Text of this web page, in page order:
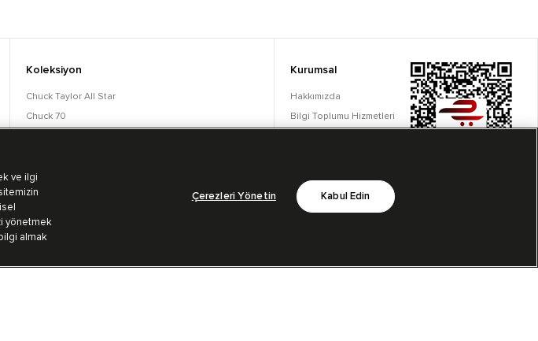
Koleksiyon
Chuck Taylor All Star
Chuck 70
Bot Koleksiyonu
Kurumsal
Hakkımızda
Bilgi Toplumu Hizmetleri
ve ilgi
yönetmek
almak
Çerezleri Yönetin Kabul Edin